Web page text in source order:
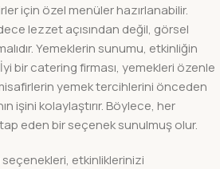
için özel menüler hazırlanabilir.
lezzet açısından değil, görsel
Yemeklerin sunumu, etkinliğin
bir catering firması, yemekleri özenle
yemek tercihlerini önceden
işini kolaylaştırır. Böylece, her
eden bir seçenek sunulmuş olur.
etkinliklerinizi